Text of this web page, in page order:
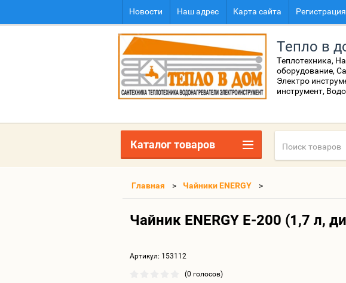
Новости Наш адрес Карта сайта Регистрация
Тепло в
Теплотехника,
оборудование,
Электро
инструмент,
Главная Чайники ENERGY
Чайник ENERGY E-200 (1,7 л,
Артикул: 153112
(0 голосов)
Каталог товаров